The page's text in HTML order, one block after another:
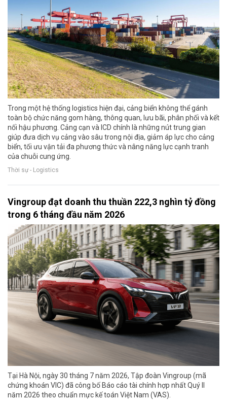
Trong một hệ thống logistics hiện đại, cảng biển không thể gánh
toàn bộ chức năng gom hàng, thông quan, lưu bãi, phân phối và kết
nối hậu phương. Cảng cạn và ICD chính là những nút trung gian
giúp đưa dịch vụ cảng vào sâu trong nội địa, giảm áp lực cho cảng
biển, tối ưu vận tải đa phương thức và nâng năng lực cạnh tranh
của chuỗi cung ứng.
Thời sự - Logistics
Vingroup đạt doanh thu thuần 222,3 nghìn tỷ đồng
trong 6 tháng đầu năm 2026
Tại Hà Nội, ngày 30 tháng 7 năm 2026, Tập đoàn Vingroup (mã
chứng khoán VIC) đã công bố Báo cáo tài chính hợp nhất Quý II
năm 2026 theo chuẩn mực kế toán Việt Nam (VAS).